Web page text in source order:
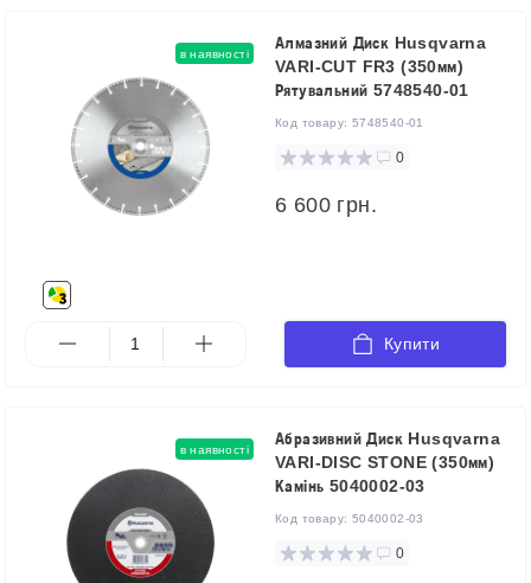
в наявності
Алмазний Диск Husqvarna
VARI-CUT FR3 (350мм)
Рятувальний 5748540-01
Код товару: 5748540-01
0
6 600 грн.
Купити
в наявності
Абразивний Диск Husqvarna
VARI-DISC STONE (350мм)
Камінь 5040002-03
Код товару: 5040002-03
0